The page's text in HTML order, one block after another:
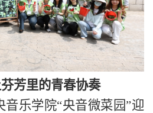
芳里的青春协奏
音乐学院“央音微菜园”迎